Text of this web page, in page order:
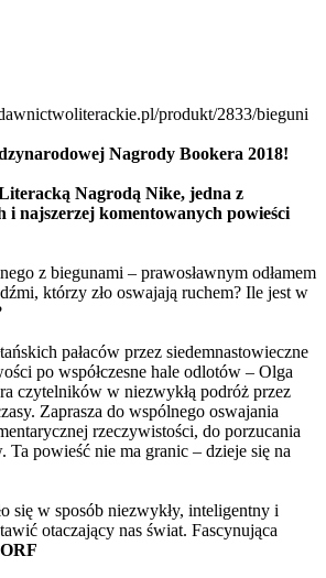
produkt/2833/bieguni
Nagrody Bookera 2018!
Nagrodą Nike, jedna z
i najszerzej komentowanych powieści
z biegunami – prawosławnym odłamem
którzy zło oswajają ruchem? Ile jest w
pałaców przez siedemnastowieczne
po współczesne hale odlotów – Olga
czytelników w niezwykłą podróż przez
Zaprasza do wspólnego oswajania
rzeczywistości, do porzucania
Ta powieść nie ma granic – dzieje się na
się w sposób niezwykły, inteligentny i
otaczający nas świat. Fascynująca